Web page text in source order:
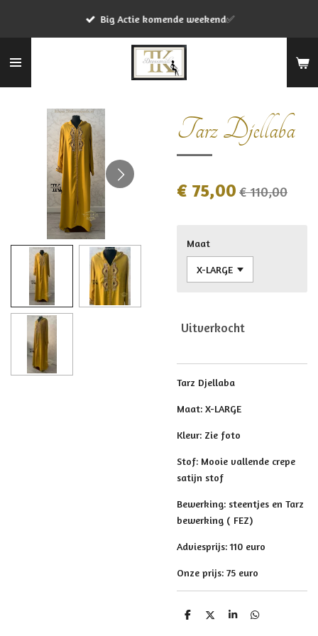
de
Big Actie komende weekend✅
Tarz Djellaba
€ 75,00 € 110,00
Maat
Uitverkocht
Tarz Djellaba
Maat: X-LARGE
Kleur: Zie foto
Stof: Mooie vallende crepe
satijn stof
Bewerking: steentjes en Tarz
bewerking ( FEZ)
Adviesprijs: 110 euro
Onze prijs: 75 euro
D
D
S
D